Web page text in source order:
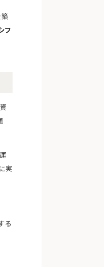
築
フ
実
る